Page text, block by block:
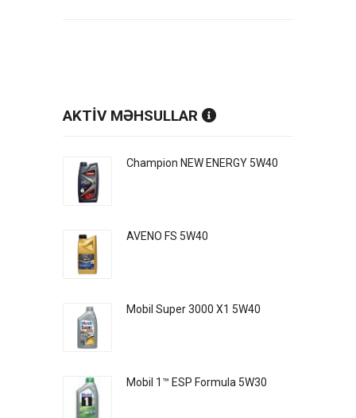
AKTİV MƏHSULLAR
Champion NEW ENERGY 5W40
AVENO FS 5W40
Mobil Super 3000 X1 5W40
Mobil 1™ ESP Formula 5W30